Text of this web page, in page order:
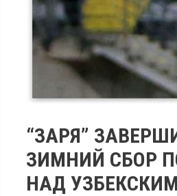
“ЗАРЯ”
ЗИМНИЙ СБОР
НАД